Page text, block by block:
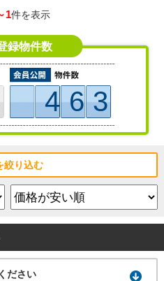
1件を表示
録物件数
463
絞り込む
ださい